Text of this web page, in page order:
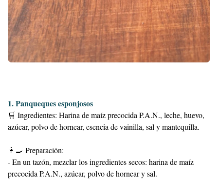
1. Panqueques esponjosos
🛒 Ingredientes: Harina de maíz precocida P.A.N., leche, huevo,
azúcar, polvo de hornear, esencia de vainilla, sal y mantequilla.
👩‍🍳 Preparación:
- En un tazón, mezclar los ingredientes secos: harina de maíz
precocida P.A.N., azúcar, polvo de hornear y sal.